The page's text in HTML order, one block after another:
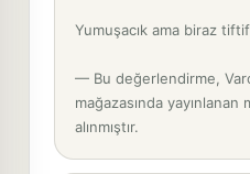
Yumuşacık ama biraz tiftif
— Bu değerlendirme,
mağazasında
alınmıştır.